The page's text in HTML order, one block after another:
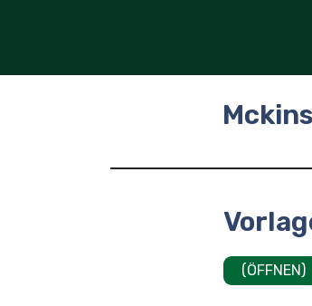
(ÖFFNEN)